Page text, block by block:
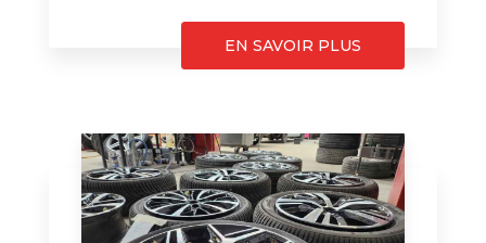
EN SAVOIR PLUS